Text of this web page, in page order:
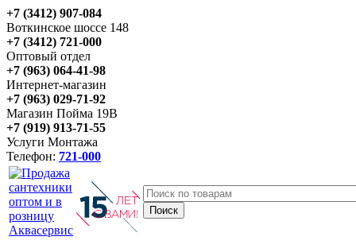
+7 (3412) 907-084
Воткинское шоссе 148
+7 (3412) 721-000
Оптовый отдел
+7 (963) 064-41-98
Интернет-магазин
+7 (963) 029-71-92
Магазин Пойма 19В
+7 (919) 913-71-55
Услуги Монтажа
Телефон: 721-000